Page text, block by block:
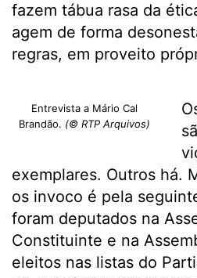
fazem tábua rasa da
agem de forma
regras, em proveito
Entrevista a Mário Cal
Brandão. (© RTP Arquivos)
exemplares. Outros há.
os invoco é pela
foram deputados na
Constituinte e na
eleitos nas listas do